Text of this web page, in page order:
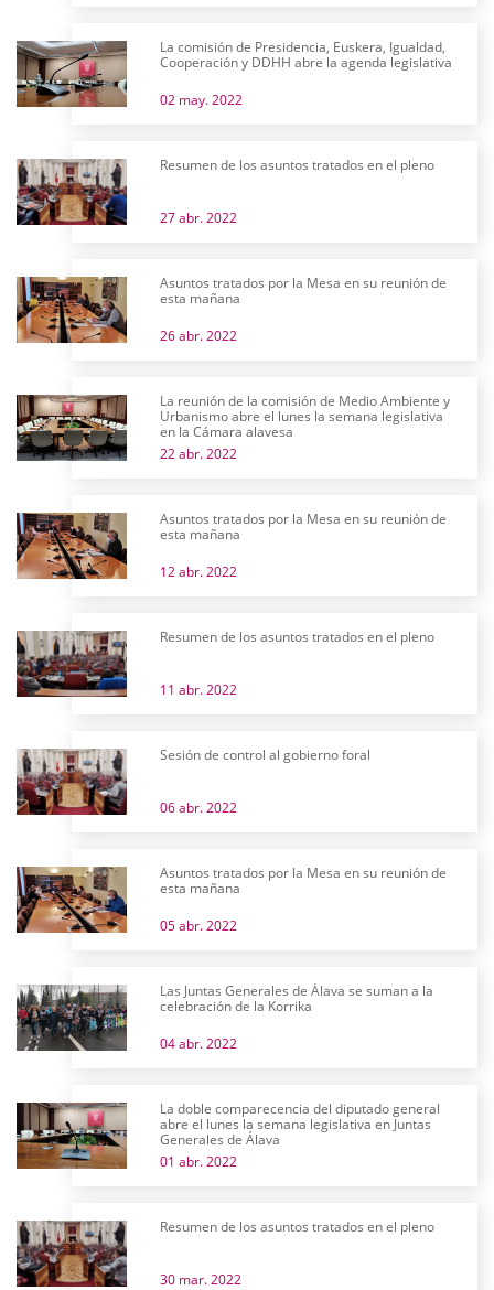
La comisión de Presidencia, Euskera, Igualdad,
Cooperación y DDHH abre la agenda legislativa
02 may. 2022
Resumen de los asuntos tratados en el pleno
27 abr. 2022
Asuntos tratados por la Mesa en su reunión de
esta mañana
26 abr. 2022
La reunión de la comisión de Medio Ambiente y
Urbanismo abre el lunes la semana legislativa
en la Cámara alavesa
22 abr. 2022
Asuntos tratados por la Mesa en su reunión de
esta mañana
12 abr. 2022
Resumen de los asuntos tratados en el pleno
11 abr. 2022
Sesión de control al gobierno foral
06 abr. 2022
Asuntos tratados por la Mesa en su reunión de
esta mañana
05 abr. 2022
Las Juntas Generales de Álava se suman a la
celebración de la Korrika
04 abr. 2022
La doble comparecencia del diputado general
abre el lunes la semana legislativa en Juntas
Generales de Álava
01 abr. 2022
Resumen de los asuntos tratados en el pleno
30 mar. 2022